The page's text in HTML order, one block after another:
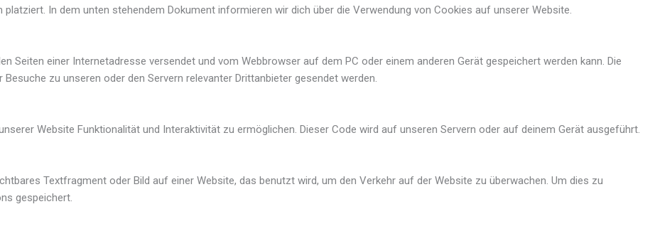
In dem unten stehendem Dokument informieren wir dich über die Verwendung von Cookies auf unserer Website.
Seiten einer Internetadresse versendet und vom Webbrowser auf dem PC oder einem anderen Gerät gespeichert werden kann. Die
zu unseren oder den Servern relevanter Drittanbieter gesendet werden.
Website Funktionalität und Interaktivität zu ermöglichen. Dieser Code wird auf unseren Servern oder auf deinem Gerät ausgeführt.
Textfragment oder Bild auf einer Website, das benutzt wird, um den Verkehr auf der Website zu überwachen. Um dies zu
gespeichert.